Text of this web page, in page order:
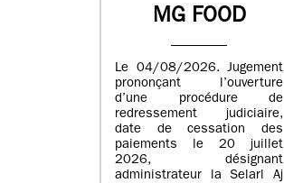
MG FOOD
Le 04/08/2026. Jugement
prononçant l’ouverture
d’une procédure de
redressement judiciaire,
date de cessation des
paiements le 20 juillet
2026, désignant
administrateur la Selarl Aj